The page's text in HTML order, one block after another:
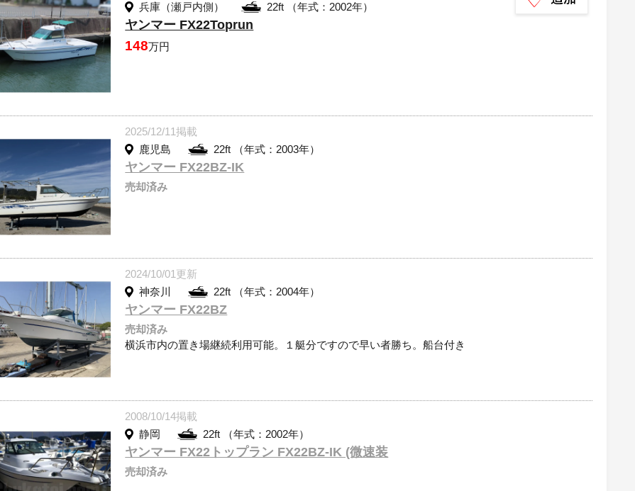
兵庫（瀬戸内側）
22ft （年式：2002年）
ヤンマー FX22Toprun
148万円
2025/12/11掲載
鹿児島
22ft （年式：2003年）
ヤンマー FX22BZ-IK
売却済み
2024/10/01更新
神奈川
22ft （年式：2004年）
ヤンマー FX22BZ
売却済み
横浜市内の置き場継続利用可能。１艇分ですので早い者勝ち。船台付き
2008/10/14掲載
静岡
22ft （年式：2002年）
ヤンマー FX22トップラン FX22BZ-IK (微速装
売却済み